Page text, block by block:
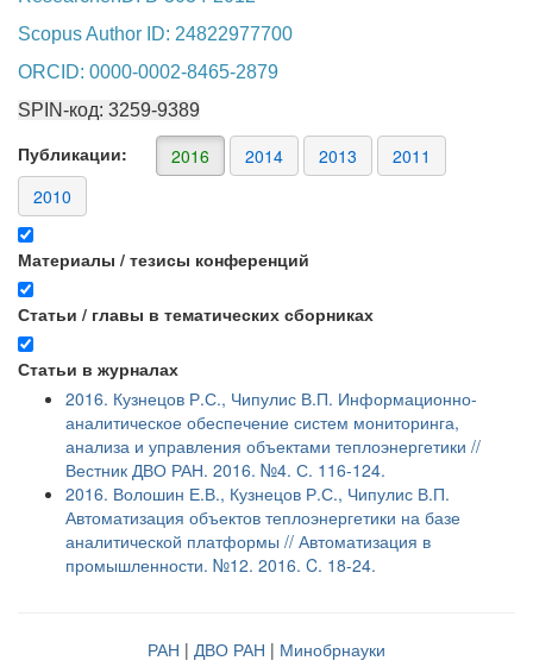
Scopus Author ID: 24822977700
ORCID: 0000-0002-8465-2879
SPIN-код: 3259-9389
Публикации: 2016 2014 2013
2011
2010
Материалы / тезисы конференций
Статьи / главы в тематических сборниках
Статьи в журналах
2016. Кузнецов Р.С., Чипулис В.П. Информационно-
аналитическое обеспечение систем мониторинга,
анализа и управления объектами теплоэнергетики //
Вестник ДВО РАН. 2016. №4. С. 116-124.
2016. Волошин Е.В., Кузнецов Р.С., Чипулис В.П.
Автоматизация объектов теплоэнергетики на базе
аналитической платформы // Автоматизация в
промышленности. №12. 2016. C. 18-24.
РАН | ДВО РАН | Минобрнауки